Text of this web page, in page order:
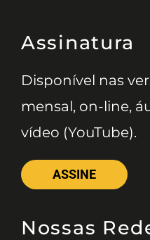
Assinatura
Disponível nas
mensal, on-line,
vídeo (YouTube).
ASSINE
Nossas